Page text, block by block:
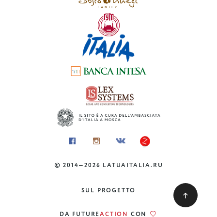
5 borghi italiani dove
© 2014—2026 LATUAITALIA.RU
SUL PROGETTO
DA FUTUREACTION CON